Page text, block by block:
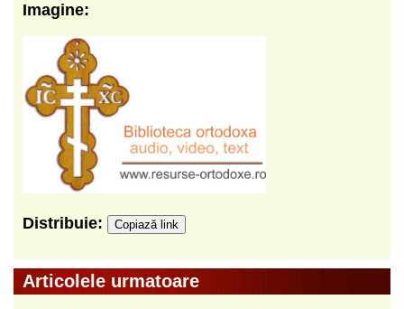
Imagine:
Distribuie: Copiază link
Articolele urmatoare